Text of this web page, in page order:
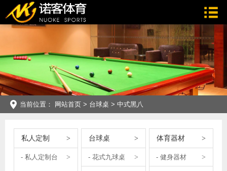
当前位置： 网站首页 > 台球桌 > 中式黑八
私人定制
- 私人定制台
台球桌
- 花式九球桌
体育器材
- 健身器材